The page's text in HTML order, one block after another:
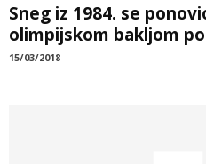
Sneg iz 1984. se
olimpijskom bakljom
15/03/2018